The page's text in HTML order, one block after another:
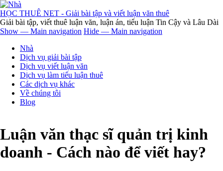
Nhảy
đến
nội
dung
HỌC THUÊ NET - Giải bài tập và viết luận văn thuê
Giải bài tập, viết thuê luận văn, luận án, tiểu luận Tin Cậy và Lâu Dài
Main
navigation
Show — Main navigation Hide — Main navigation
Nhà
Dịch vụ giải bài tập
Dịch vụ viết luận văn
Dịch vụ làm tiểu luận thuê
Các dịch vụ khác
Về chúng tôi
Blog
Luận văn thạc sĩ quản trị kinh
doanh - Cách nào để viết hay?